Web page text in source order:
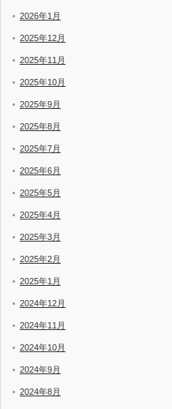
2026年1月
2025年12月
2025年11月
2025年10月
2025年9月
2025年8月
2025年7月
2025年6月
2025年5月
2025年4月
2025年3月
2025年2月
2025年1月
2024年12月
2024年11月
2024年10月
2024年9月
2024年8月